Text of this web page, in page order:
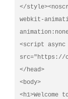
</
webkit-
<script async
src="https://
</head>
<body>
<h1>Welcome